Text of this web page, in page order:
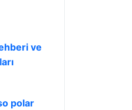
ve
polar